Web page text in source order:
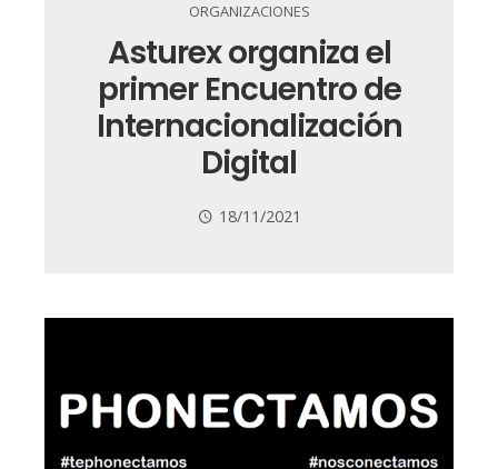
ORGANIZACIONES
Asturex organiza el
primer Encuentro de
Internacionalización
Digital
18/11/2021